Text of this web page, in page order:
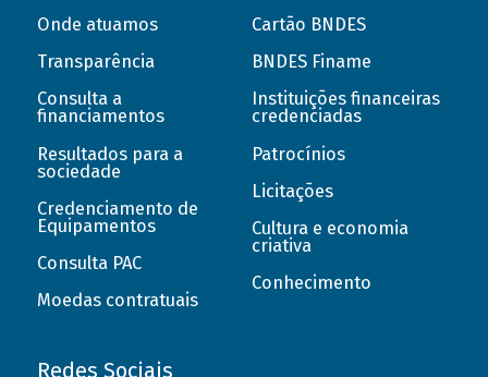
Onde atuamos
Transparência
Consulta a
financiamentos
Resultados para a
sociedade
Credenciamento de
Equipamentos
Consulta PAC
Moedas contratuais
Cartão BNDES
BNDES Finame
Instituições financeiras
credenciadas
Patrocínios
Licitações
Cultura e economia
criativa
Conhecimento
Redes Sociais